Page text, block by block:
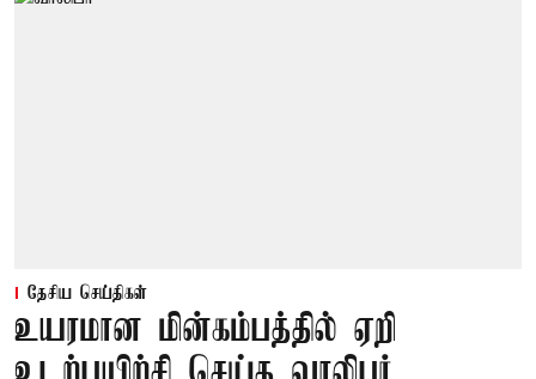
தேசிய செய்திகள்
உயரமான மின்கம்பத்தில் ஏறி